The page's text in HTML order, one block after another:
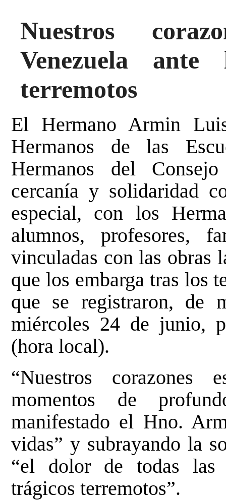
Nuestros
Venezuela
terremotos
El Hermano Armin
Hermanos de las
Hermanos del
cercanía y solidaridad
especial, con los
alumnos, profesores,
vinculadas con las obras
que los embarga tras los
que se registraron, de
miércoles 24 de junio,
(hora local).
“Nuestros corazones
momentos de
manifestado el Hno.
vidas” y subrayando la
“el dolor de todas las
trágicos terremotos”.